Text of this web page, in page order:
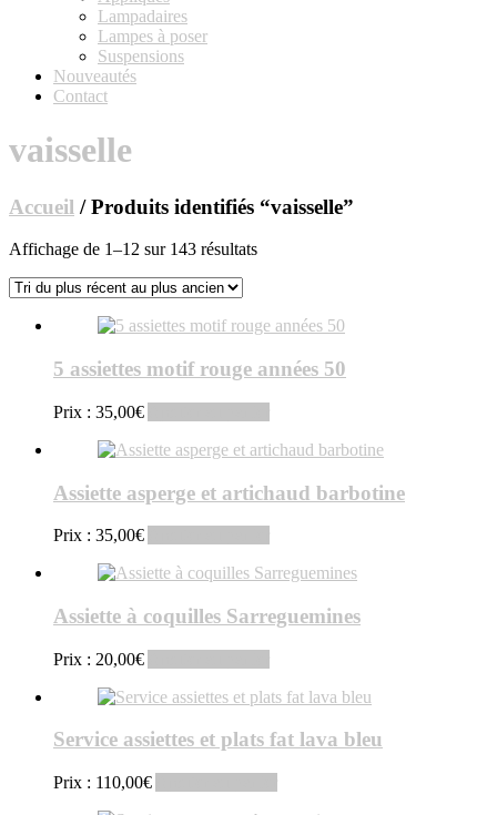
Lampadaires
Lampes à poser
Suspensions
Nouveautés
Contact
vaisselle
Accueil / Produits identifiés “vaisselle”
Affichage de 1–12 sur 143 résultatsTrié
au
ancien
5 assiettes motif rouge années 50
Prix : 35,00€
Assiette asperge et artichaud barbotine
Prix : 35,00€
Assiette à coquilles Sarreguemines
Prix : 20,00€
Service assiettes et plats fat lava bleu
Prix : 110,00€